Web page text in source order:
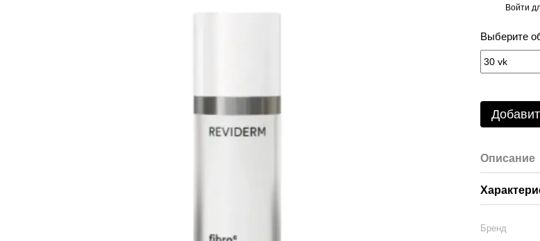
Войти
Выберите
Описание
Бренд